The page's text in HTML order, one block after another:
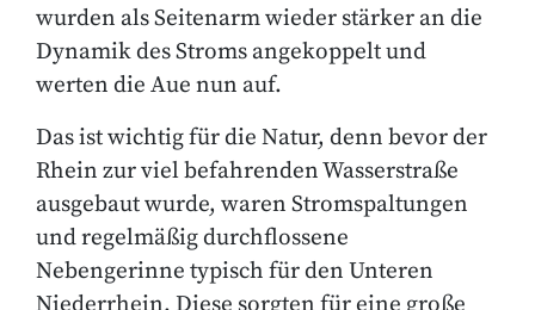
wurden als Seitenarm wieder stärker an die
Dynamik des Stroms angekoppelt und
werten die Aue nun auf.
Das ist wichtig für die Natur, denn bevor der
Rhein zur viel befahrenden Wasserstraße
ausgebaut wurde, waren Stromspaltungen
und regelmäßig durchflossene
Nebengerinne typisch für den Unteren
Niederrhein. Diese sorgten für eine große